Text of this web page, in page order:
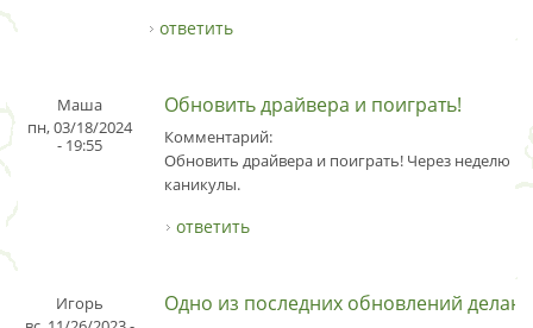
ответить
Маша
пн, 03/18/2024
- 19:55
Обновить драйвера и поиграть!
Комментарий:
Обновить драйвера и поиграть! Через неделю
каникулы.
ответить
Игорь
Одно из последних обновлений делаю